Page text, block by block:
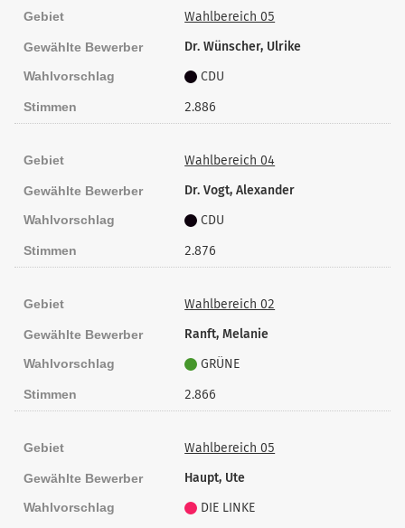
Gebiet Wahlbereich 05
Gewählte Bewerber Dr. Wünscher, Ulrike
Wahlvorschlag CDU
Stimmen 2.886
Gebiet Wahlbereich 04
Gewählte Bewerber Dr. Vogt, Alexander
Wahlvorschlag CDU
Stimmen 2.876
Gebiet Wahlbereich 02
Gewählte Bewerber Ranft, Melanie
Wahlvorschlag GRÜNE
Stimmen 2.866
Gebiet Wahlbereich 05
Gewählte Bewerber Haupt, Ute
Wahlvorschlag DIE LINKE